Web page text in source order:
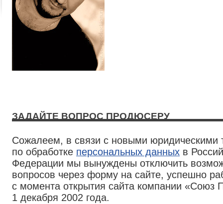
ЗАДАЙТЕ ВОПРОС ПРОДЮСЕРУ
Сожалеем, в связи с новыми юридическими
по обработке персональных данных в
Федерации мы вынуждены отключить
вопросов через форму на сайте, успешно
с момента открытия сайта компании «Союз
1 декабря 2002 года.